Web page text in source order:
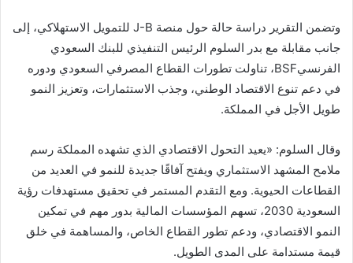
وتضمن التقرير دراسة حالة حول منصة J-B للتمويل الاستهلاكي، إلى
جانب مقابلة مع بدر السلوم الرئيس التنفيذي للبنك السعودي
الفرنسيBSF، تناولت تطورات القطاع المصرفي السعودي ودوره
في دعم تنوع الاقتصاد الوطني، وجذب الاستثمارات، وتعزيز النمو
طويل الأجل في المملكة.
وقال السلوم: «يعيد التحول الاقتصادي الذي تشهده المملكة رسم
ملامح المشهد الاستثماري ويفتح آفاقًا جديدة للنمو في العديد من
القطاعات الحيوية. ومع التقدم المستمر في تحقيق مستهدفات رؤية
السعودية 2030، تسهم المؤسسات المالية بدور مهم في تمكين
النمو الاقتصادي، ودعم تطور القطاع الخاص، والمساهمة في خلق
قيمة مستدامة على المدى الطويل.